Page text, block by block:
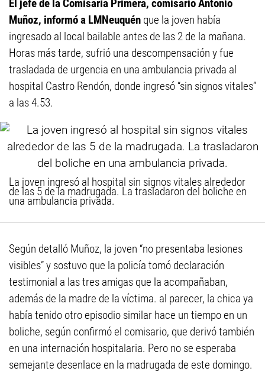
El jefe de la Comisaría Primera, comisario Antonio
Muñoz, informó a LMNeuquén que la joven había
ingresado al local bailable antes de las 2 de la mañana.
Horas más tarde, sufrió una descompensación y fue
trasladada de urgencia en una ambulancia privada al
hospital Castro Rendón, donde ingresó “sin signos vitales”
a las 4.53.
La joven ingresó al hospital sin signos vitales alrededor
de las 5 de la madrugada. La trasladaron del boliche en
una ambulancia privada.
Según detalló Muñoz, la joven “no presentaba lesiones
visibles” y sostuvo que la policía tomó declaración
testimonial a las tres amigas que la acompañaban,
además de la madre de la víctima. al parecer, la chica ya
había tenido otro episodio similar hace un tiempo en un
boliche, según confirmó el comisario, que derivó también
en una internación hospitalaria. Pero no se esperaba
semejante desenlace en la madrugada de este domingo.